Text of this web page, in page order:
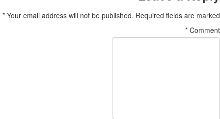
Your email address will not be published. Required fields are marked
*
Comment
*